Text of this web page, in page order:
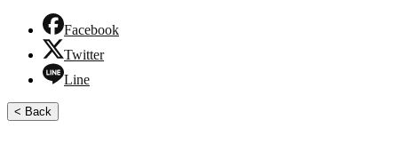
Facebook
Twitter
Line
< Back